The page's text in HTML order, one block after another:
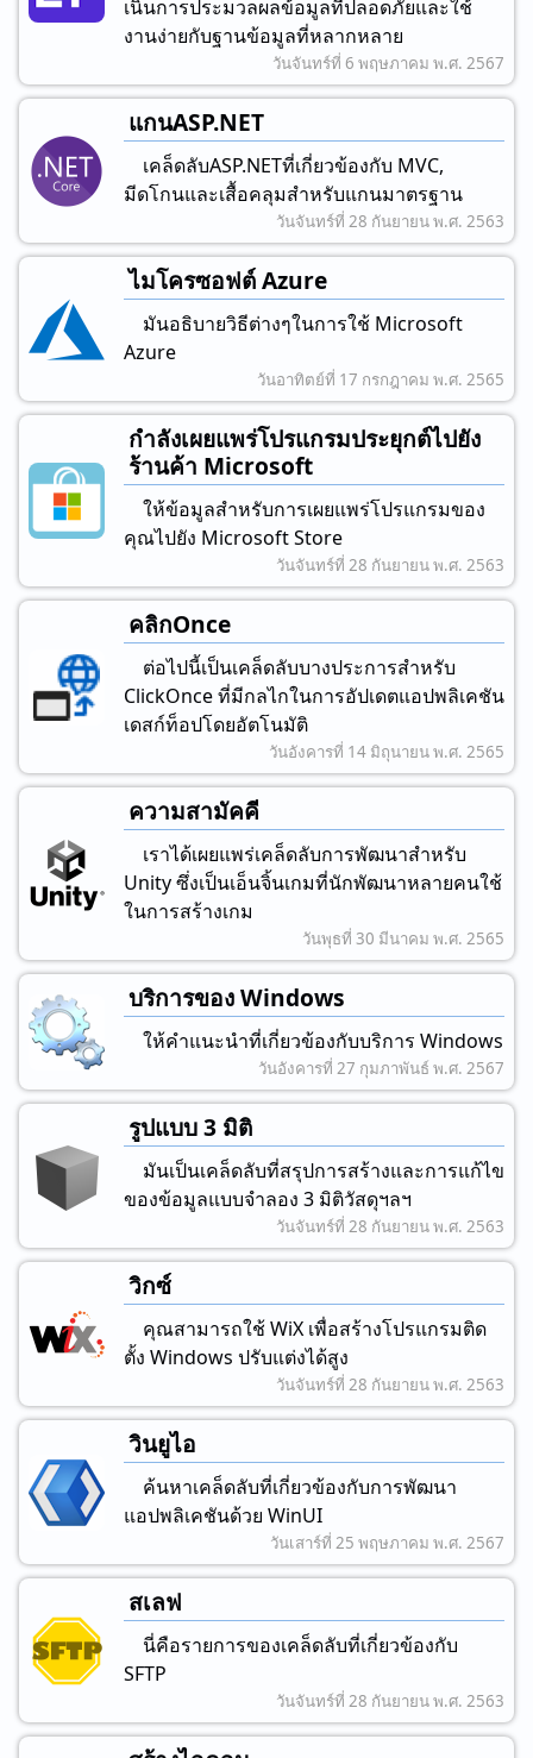
เนินการประมวลผลข้อมูลที่ปลอดภัยและใช้
งานง่ายกับฐานข้อมูลที่หลากหลาย
วันจันทร์ที่ 6 พฤษภาคม พ.ศ. 2567
แกนASP.NET
เคล็ดลับASP.NETที่เกี่ยวข้องกับ MVC,
มีดโกนและเสื้อคลุมสําหรับแกนมาตรฐาน
วันจันทร์ที่ 28 กันยายน พ.ศ. 2563
ไมโครซอฟต์ Azure
มันอธิบายวิธีต่างๆในการใช้ Microsoft
Azure
วันอาทิตย์ที่ 17 กรกฎาคม พ.ศ. 2565
กําลังเผยแพร่โปรแกรมประยุกต์ไปยัง
ร้านค้า Microsoft
ให้ข้อมูลสําหรับการเผยแพร่โปรแกรมของ
คุณไปยัง Microsoft Store
วันจันทร์ที่ 28 กันยายน พ.ศ. 2563
คลิกOnce
ต่อไปนี้เป็นเคล็ดลับบางประการสําหรับ
ClickOnce ที่มีกลไกในการอัปเดตแอปพลิเคชัน
เดสก์ท็อปโดยอัตโนมัติ
วันอังคารที่ 14 มิถุนายน พ.ศ. 2565
ความสามัคคี
เราได้เผยแพร่เคล็ดลับการพัฒนาสําหรับ
Unity ซึ่งเป็นเอ็นจิ้นเกมที่นักพัฒนาหลายคนใช้
ในการสร้างเกม
วันพุธที่ 30 มีนาคม พ.ศ. 2565
บริการของ Windows
ให้คําแนะนําที่เกี่ยวข้องกับบริการ Windows
วันอังคารที่ 27 กุมภาพันธ์ พ.ศ. 2567
รูปแบบ 3 มิติ
มันเป็นเคล็ดลับที่สรุปการสร้างและการแก้ไข
ของข้อมูลแบบจําลอง 3 มิติวัสดุฯลฯ
วันจันทร์ที่ 28 กันยายน พ.ศ. 2563
วิกซ์
คุณสามารถใช้ WiX เพื่อสร้างโปรแกรมติด
ตั้ง Windows ปรับแต่งได้สูง
วันจันทร์ที่ 28 กันยายน พ.ศ. 2563
วินยูไอ
ค้นหาเคล็ดลับที่เกี่ยวข้องกับการพัฒนา
แอปพลิเคชันด้วย WinUI
วันเสาร์ที่ 25 พฤษภาคม พ.ศ. 2567
สเลฟ
นี่คือรายการของเคล็ดลับที่เกี่ยวข้องกับ
SFTP
วันจันทร์ที่ 28 กันยายน พ.ศ. 2563